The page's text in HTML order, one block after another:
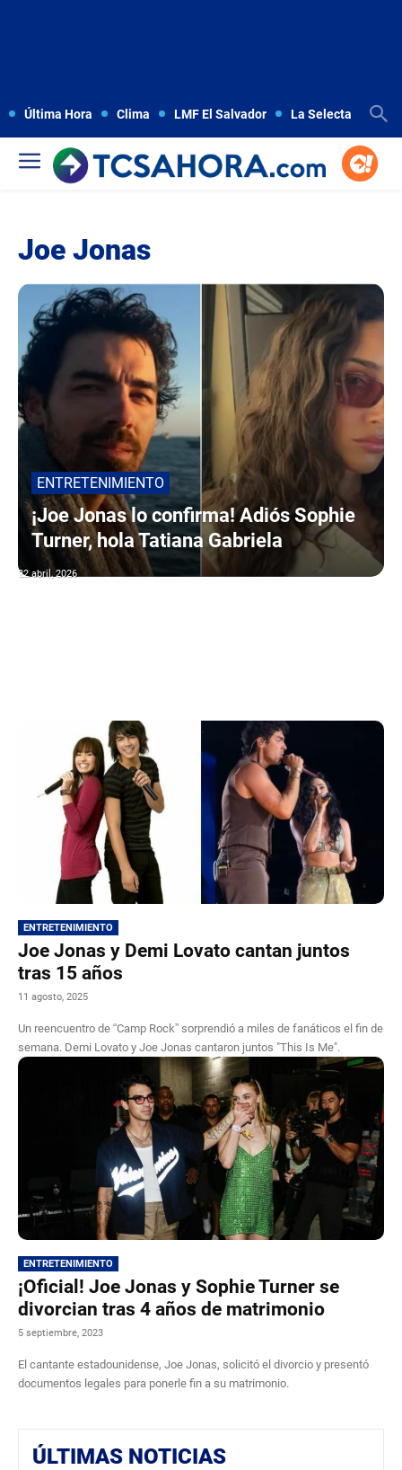
Última Hora Clima LMF El Salvador La Selecta
Joe Jonas
ENTRETENIMIENTO
¡Joe Jonas lo confirma! Adiós Sophie
Turner, hola Tatiana Gabriela
22 abril, 2026
ENTRETENIMIENTO
Joe Jonas y Demi Lovato cantan juntos
tras 15 años
11 agosto, 2025
Un reencuentro de “Camp Rock” sorprendió a miles de fanáticos el fin de
semana. Demi Lovato y Joe Jonas cantaron juntos "This Is Me".
ENTRETENIMIENTO
¡Oficial! Joe Jonas y Sophie Turner se
divorcian tras 4 años de matrimonio
5 septiembre, 2023
El cantante estadounidense, Joe Jonas, solicitó el divorcio y presentó
documentos legales para ponerle fin a su matrimonio.
ÚLTIMAS NOTICIAS